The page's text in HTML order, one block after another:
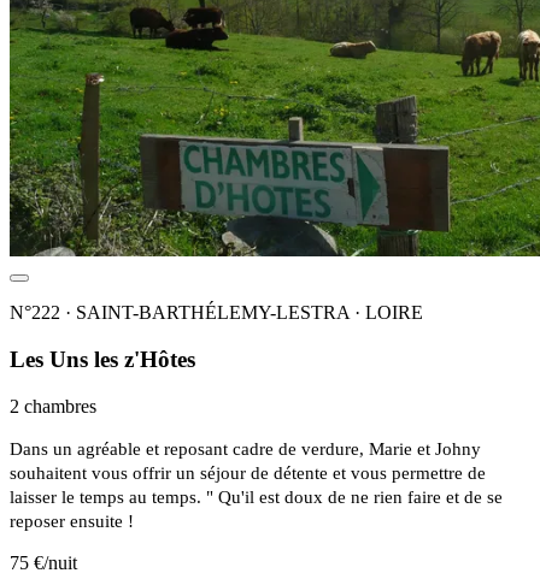
N°222 · SAINT-BARTHÉLEMY-LESTRA · LOIRE
Les Uns les z'Hôtes
2 chambres
Dans un agréable et reposant cadre de verdure, Marie et Johny
souhaitent vous offrir un séjour de détente et vous permettre de
laisser le temps au temps. " Qu'il est doux de ne rien faire et de se
reposer ensuite !
75 €/nuit